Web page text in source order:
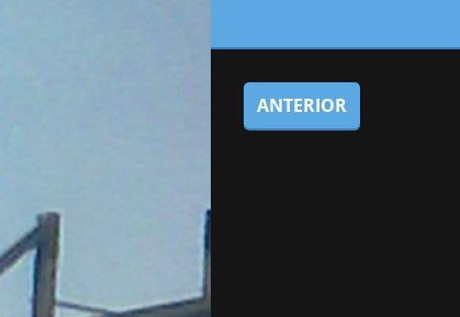
ANTERIOR